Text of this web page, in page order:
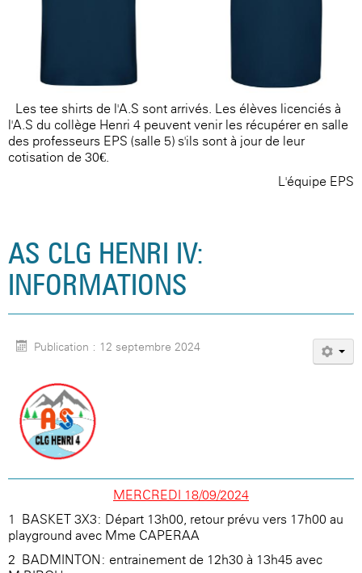
Les tee-shirts de l'A.S sont arrivés. Les élèves licenciés à
l'A.S du collège Henri 4 peuvent venir les récupérer en salle
des professeurs EPS (salle 5) s'ils sont à jour de leur
cotisation de 30€.
L'équipe EPS
AS CLG HENRI IV:
INFORMATIONS
Publication : 12 septembre 2024
MERCREDI 18/09/2024
1- BASKET 3X3: Départ 13h00, retour prévu vers 17h00 au
playground avec Mme CAPERAA
2- BADMINTON: entrainement de 12h30 à 13h45 avec